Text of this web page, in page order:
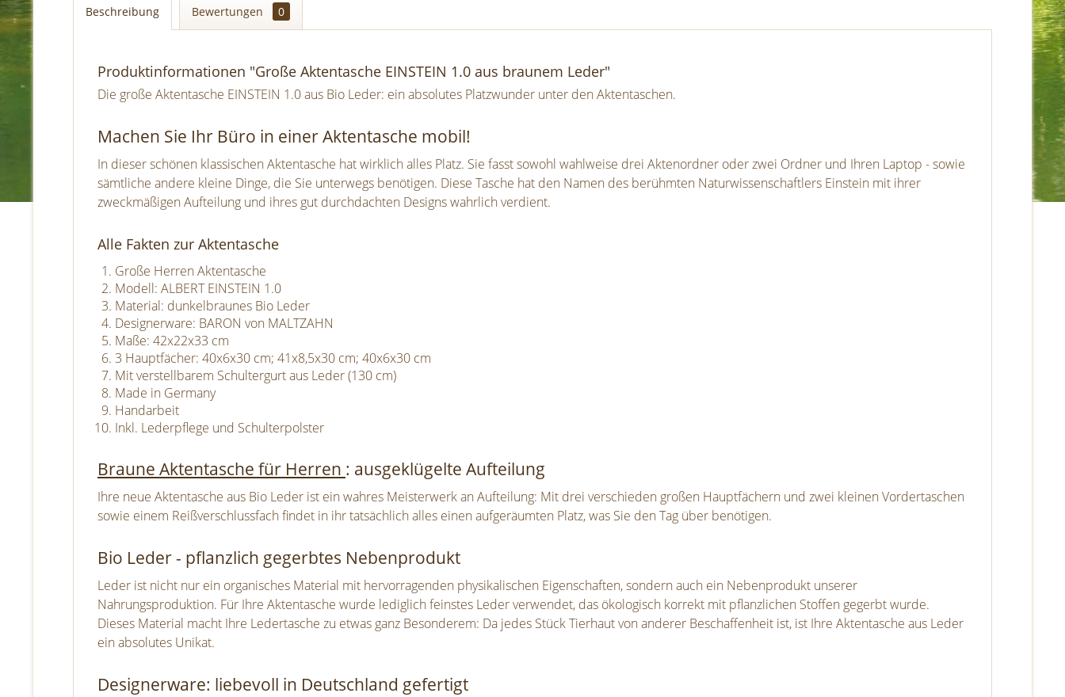
Beschreibung Bewertungen 0
Produktinformationen "Große Aktentasche EINSTEIN 1.0 aus braunem Leder"
Die große Aktentasche EINSTEIN 1.0 aus Bio Leder: ein absolutes Platzwunder unter den Aktentaschen.
Machen Sie Ihr Büro in einer Aktentasche mobil!
In dieser schönen klassischen Aktentasche hat wirklich alles Platz. Sie fasst sowohl wahlweise drei Aktenordner oder zwei Ordner und Ihren Laptop - sowie
sämtliche andere kleine Dinge, die Sie unterwegs benötigen. Diese Tasche hat den Namen des berühmten Naturwissenschaftlers Einstein mit ihrer
zweckmäßigen Aufteilung und ihres gut durchdachten Designs wahrlich verdient.
Alle Fakten zur Aktentasche
Große Herren Aktentasche
Modell: ALBERT EINSTEIN 1.0
Material: dunkelbraunes Bio Leder
Designerware: BARON von MALTZAHN
Maße: 42x22x33 cm
3 Hauptfächer: 40x6x30 cm; 41x8,5x30 cm; 40x6x30 cm
Mit verstellbarem Schultergurt aus Leder (130 cm)
Made in Germany
Handarbeit
Inkl. Lederpflege und Schulterpolster
Braune Aktentasche für Herren : ausgeklügelte Aufteilung
Ihre neue Aktentasche aus Bio Leder ist ein wahres Meisterwerk an Aufteilung: Mit drei verschieden großen Hauptfächern und zwei kleinen Vordertaschen
sowie einem Reißverschlussfach findet in ihr tatsächlich alles einen aufgeräumten Platz, was Sie den Tag über benötigen.
Bio Leder - pflanzlich gegerbtes Nebenprodukt
Leder ist nicht nur ein organisches Material mit hervorragenden physikalischen Eigenschaften, sondern auch ein Nebenprodukt unserer
Nahrungsproduktion. Für Ihre Aktentasche wurde lediglich feinstes Leder verwendet, das ökologisch korrekt mit pflanzlichen Stoffen gegerbt wurde.
Dieses Material macht Ihre Ledertasche zu etwas ganz Besonderem: Da jedes Stück Tierhaut von anderer Beschaffenheit ist, ist Ihre Aktentasche aus Leder
ein absolutes Unikat.
Designerware: liebevoll in Deutschland gefertigt